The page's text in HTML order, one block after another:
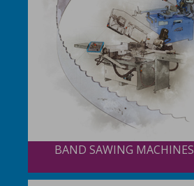
BAND SAWING MACHINES